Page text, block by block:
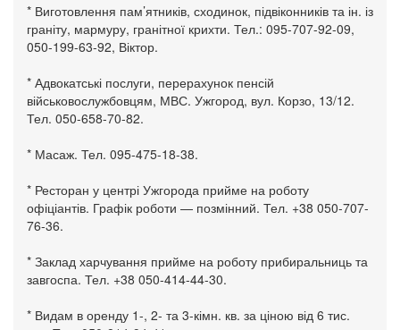
* Виготовлення пам’ятників, сходинок, підвіконників та ін. із
граніту, мармуру, гранітної крихти. Тел.: 095-707-92-09,
050-199-63-92, Віктор.
* Адвокатські послуги, перерахунок пенсій
військовослужбовцям, МВС. Ужгород, вул. Корзо, 13/12.
Тел. 050-658-70-82.
* Масаж. Тел. 095-475-18-38.
* Ресторан у центрі Ужгорода прийме на роботу
офіціантів. Графік роботи — позмінний. Тел. +38 050-707-
76-36.
* Заклад харчування прийме на роботу прибиральниць та
завгоспа. Тел. +38 050-414-44-30.
* Видам в оренду 1-, 2- та 3-кімн. кв. за ціною від 6 тис.